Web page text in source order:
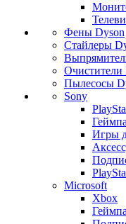
Фены Dyson
Стайлеры
Очистители
Пылесосы
Sony
Игры
Microsoft
Xbox